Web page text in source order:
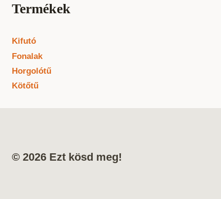
Termékek
Kifutó
Fonalak
Horgolótű
Kötőtű
© 2026 Ezt kösd meg!